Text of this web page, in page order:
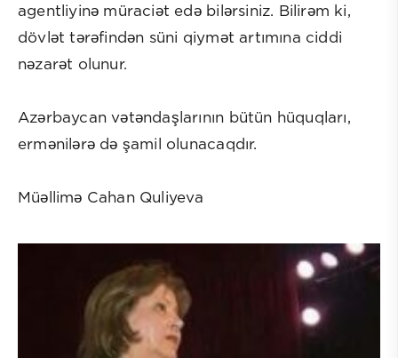
agentliyinə müraciət edə bilərsiniz. Bilirəm ki,
dövlət tərəfindən süni qiymət artımına ciddi
nəzarət olunur.
Azərbaycan vətəndaşlarının bütün hüquqları,
ermənilərə də şamil olunacaqdır.
Müəllimə Cahan Quliyeva